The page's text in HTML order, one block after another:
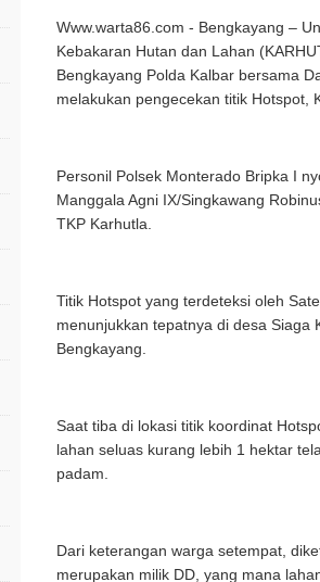
Www.warta86.com - Bengkayang –
Kebakaran Hutan dan Lahan
Bengkayang Polda Kalbar bersama
melakukan pengecekan titik Hotspot,
Personil Polsek Monterado Bripka I
Manggala Agni IX/Singkawang
TKP Karhutla.
Titik Hotspot yang terdeteksi oleh
menunjukkan tepatnya di desa Siaga
Bengkayang.
Saat tiba di lokasi titik koordinat
lahan seluas kurang lebih 1 hektar
padam.
Dari keterangan warga setempat,
merupakan milik DD, yang mana